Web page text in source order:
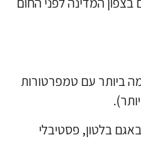
עם טמפרטורות
בלטון, פסטיבלי